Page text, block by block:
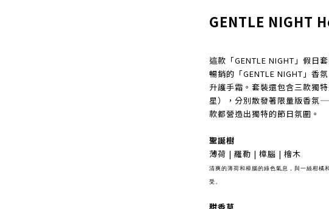
GENTLE NIGHT
這款「GENTLE NIGHT」假日
暢銷的「GENTLE NIGHT」香
升護手霜。套裝還包含三款獨
星），分別散發著限量版香
款都營造出獨特的節日氛圍。
聖誕樹
薄荷 | 羅勒 | 樟腦 | 檜木
清爽的薄荷和樟腦的綠色氣息，與一絲柑橘
受。